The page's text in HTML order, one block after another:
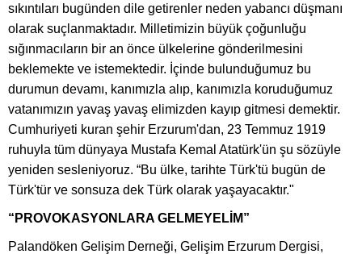
sıkıntıları bugünden dile getirenler neden yabancı düşmanı
olarak suçlanmaktadır. Milletimizin büyük çoğunluğu
sığınmacıların bir an önce ülkelerine gönderilmesini
beklemekte ve istemektedir. İçinde bulunduğumuz bu
durumun devamı, kanımızla alıp, kanımızla koruduğumuz
vatanımızın yavaş yavaş elimizden kayıp gitmesi demektir.
Cumhuriyeti kuran şehir Erzurum'dan, 23 Temmuz 1919
ruhuyla tüm dünyaya Mustafa Kemal Atatürk'ün şu sözüyle
yeniden sesleniyoruz. “Bu ülke, tarihte Türk'tü bugün de
Türk'tür ve sonsuza dek Türk olarak yaşayacaktır."
“PROVOKASYONLARA GELMEYELİM”
Palandöken Gelişim Derneği, Gelişim Erzurum Dergisi,